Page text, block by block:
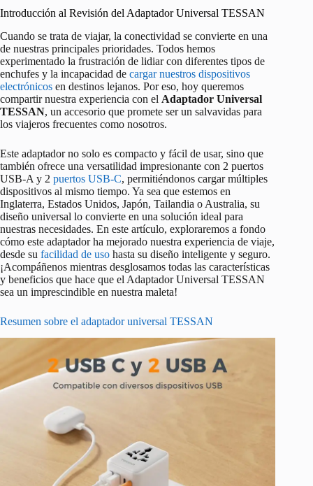
Introducción al Revisión del Adaptador Universal TESSAN
Cuando se trata de viajar, la conectividad se convierte en una
de nuestras principales prioridades. Todos hemos
experimentado la frustración de lidiar con diferentes tipos de
enchufes y la incapacidad de cargar nuestros dispositivos
electrónicos en destinos lejanos. Por eso, hoy queremos
compartir nuestra experiencia con el Adaptador Universal
TESSAN, un accesorio que promete ser un salvavidas para
los viajeros frecuentes como nosotros.
Este adaptador no solo es compacto y fácil de usar, sino que
también ofrece una versatilidad impresionante con 2 puertos
USB-A y 2 puertos USB-C, permitiéndonos cargar múltiples
dispositivos al mismo tiempo. Ya sea que estemos en
Inglaterra, Estados Unidos, Japón, Tailandia o Australia, su
diseño universal lo convierte en una solución ideal para
nuestras necesidades. En este artículo, exploraremos a fondo
cómo este adaptador ha mejorado nuestra experiencia de viaje,
desde su facilidad de uso hasta su diseño inteligente y seguro.
¡Acompáñenos mientras desglosamos todas las características
y beneficios que hace que el Adaptador Universal TESSAN
sea un imprescindible en nuestra maleta!
Resumen sobre el adaptador universal TESSAN